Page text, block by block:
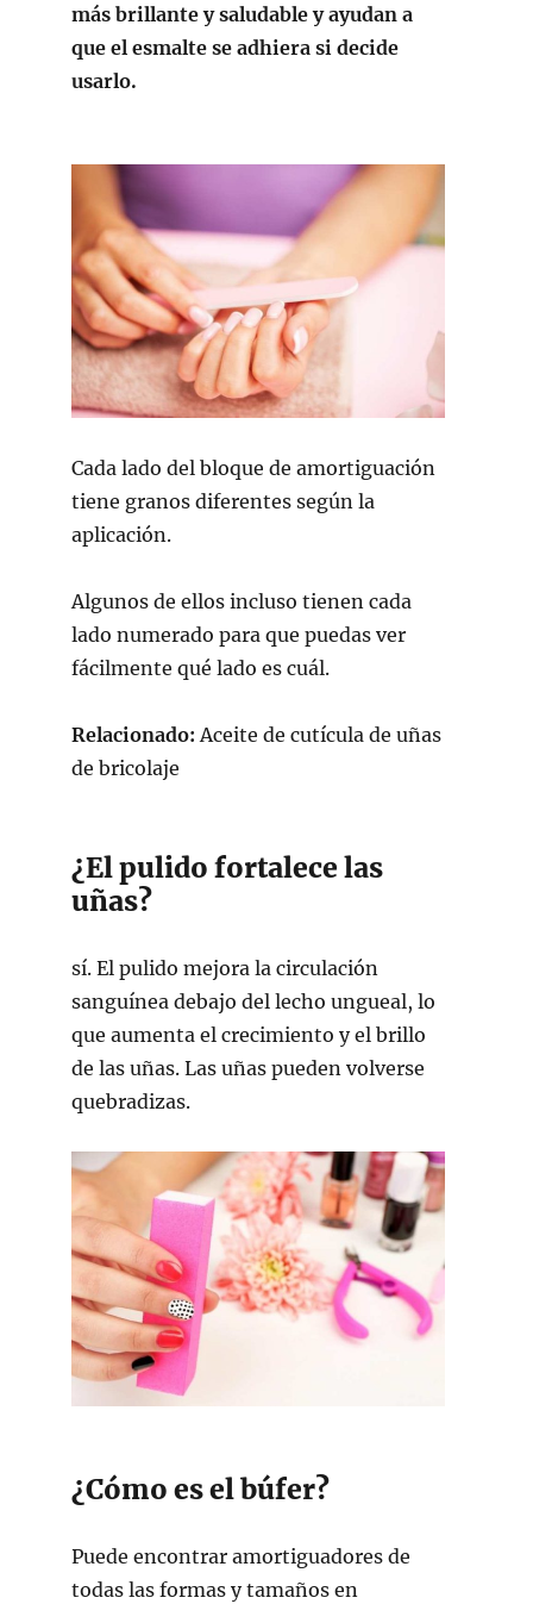
más brillante y saludable y ayudan a
que el esmalte se adhiera si decide
usarlo.
Cada lado del bloque de amortiguación
tiene granos diferentes según la
aplicación.
Algunos de ellos incluso tienen cada
lado numerado para que puedas ver
fácilmente qué lado es cuál.
Relacionado: Aceite de cutícula de uñas
de bricolaje
¿El pulido fortalece las
uñas?
sí. El pulido mejora la circulación
sanguínea debajo del lecho ungueal, lo
que aumenta el crecimiento y el brillo
de las uñas. Las uñas pueden volverse
quebradizas.
¿Cómo es el búfer?
Puede encontrar amortiguadores de
todas las formas y tamaños en